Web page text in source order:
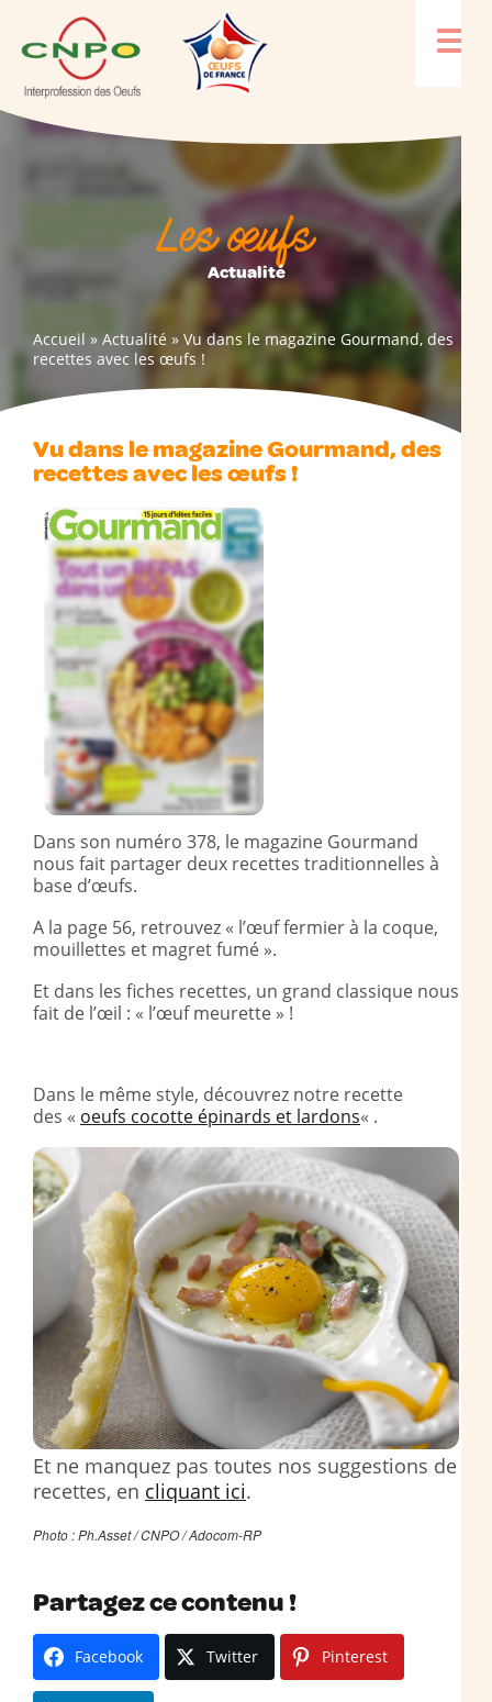
Les œufs
Actualité
Accueil»Actualité » Vu dans le magazine Gourmand, des
recettes avec les œufs !
Vu dans le magazine Gourmand, des
recettes avec les œufs !
Dans son numéro 378, le magazine Gourmand
nous fait partager deux recettes traditionnelles à
base d’œufs.
A la page 56, retrouvez « l’œuf fermier à la coque,
mouillettes et magret fumé ».
Et dans les fiches recettes, un grand classique nous
fait de l’œil : « l’œuf meurette » !
Dans le même style, découvrez notre recette
des « oeufs cocotte épinards et lardons« .
Et ne manquez pas toutes nos suggestions de
recettes, en cliquant ici.
Photo : Ph.Asset / CNPO / Adocom-RP
Partagez ce contenu !
Facebook Twitter Pinterest